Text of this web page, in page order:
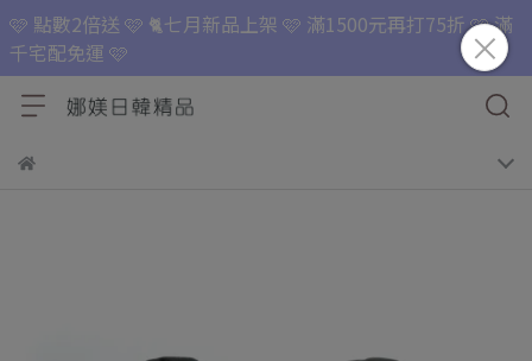
🩷 點數2倍送 🩷 🐈七月新品上架 🩷 滿1500元再打75折 🩷 滿
千宅配免運 🩷